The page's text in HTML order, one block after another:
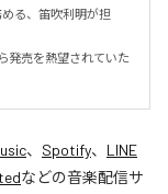
める、笛吹利明が担
発売を熱望されていた
、 Spotify、 LINE
などの音楽配信サ